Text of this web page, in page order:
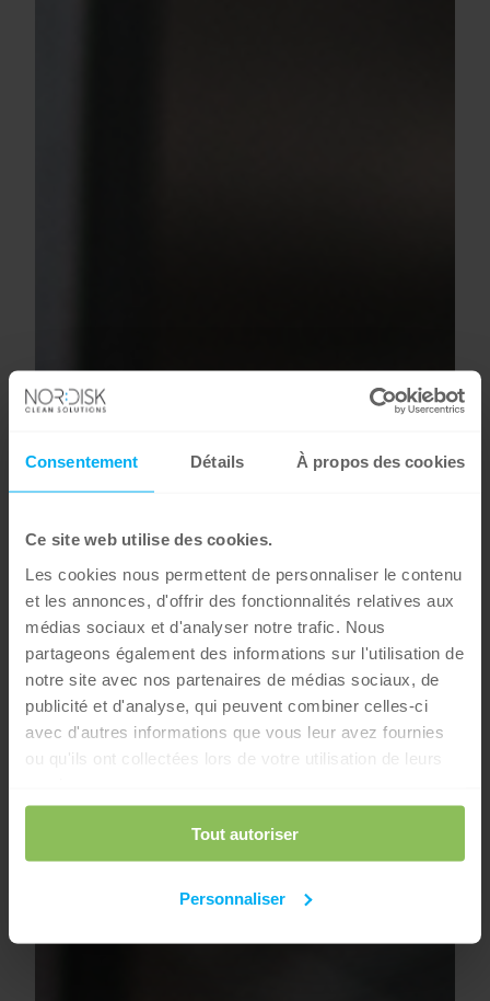
Consentement Détails À propos des cookies
Ce site web utilise des cookies.
Les cookies nous permettent de personnaliser le contenu
et les annonces, d'offrir des fonctionnalités relatives aux
médias sociaux et d'analyser notre trafic. Nous
partageons également des informations sur l'utilisation de
notre site avec nos partenaires de médias sociaux, de
publicité et d'analyse, qui peuvent combiner celles-ci
avec d'autres informations que vous leur avez fournies
ou qu'ils ont collectées lors de votre utilisation de leurs
Tout autoriser
Personnaliser